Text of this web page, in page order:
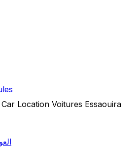
Location Voitures Essaouira